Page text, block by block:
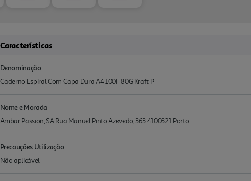
Características
Denominação
Caderno Espiral Com Capa Dura A4 100F 80G Kraft P
Nome e Morada
Ambar Passion, SA Rua Manuel Pinto Azevedo, 363 4100321 Porto
Precauções Utilização
Não aplicável